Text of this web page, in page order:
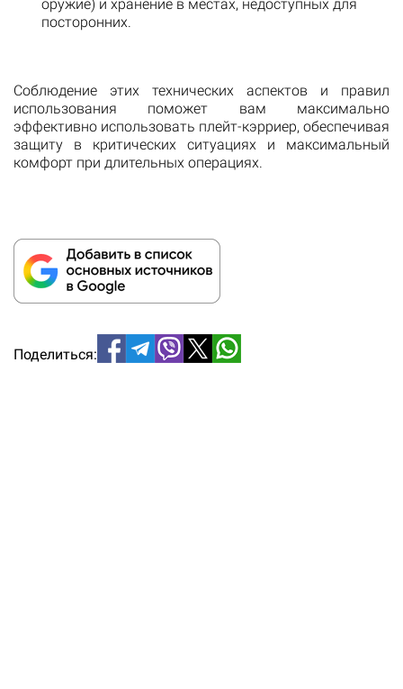
оружие) и хранение в местах, недоступных для
посторонних.
Соблюдение этих технических аспектов и правил
использования поможет вам максимально
эффективно использовать плейт-кэрриер, обеспечивая
защиту в критических ситуациях и максимальный
комфорт при длительных операциях.
Поделиться: